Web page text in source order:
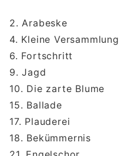
2. Arabeske
4. Kleine Versammlung
6. Fortschritt
9. Jagd
10. Die zarte Blume
15. Ballade
17. Plauderei
18. Bekümmernis